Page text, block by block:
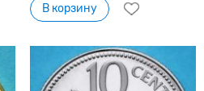
В корзину